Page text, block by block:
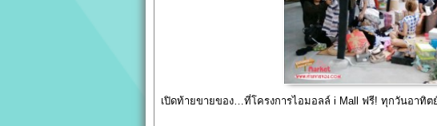
เปิดท้ายขายของ…ที่โครงการไอมอลล์ i Mall ฟรี! ทุกวันอาทิต